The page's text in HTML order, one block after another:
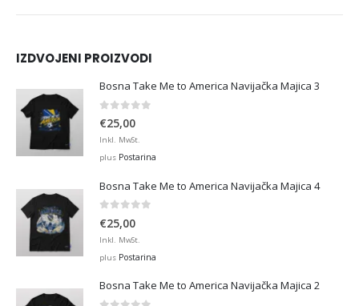
IZDVOJENI PROIZVODI
Bosna Take Me to America Navijačka Majica 3
0 out of 5
€25,00
Inkl. MwSt.
plus Postarina
Bosna Take Me to America Navijačka Majica 4
€25,00
Inkl. MwSt.
plus Postarina
Bosna Take Me to America Navijačka Majica 2